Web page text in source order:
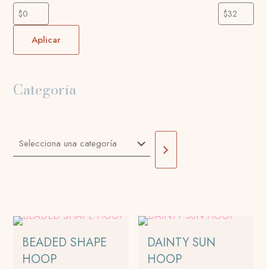
Aplicar
Categoría
Selecciona
una
BEADED SHAPE
HOOP
DAINTY SUN
HOOP